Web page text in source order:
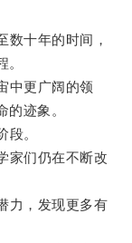
十年的时间，
更广阔的领
迹象。
。
们仍在不断改
，发现更多有